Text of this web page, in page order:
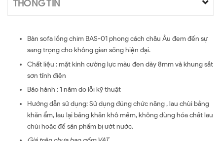
THÔNG TIN
Bàn sofa lồng chim BAS-01 phong cách châu Âu đem đến sự
sang trọng cho không gian sống hiện đại.
Chất liệu : mặt kính cường lực màu đen dày 8mm và khung sắt
sơn tĩnh điện
Bảo hành : 1 năm do lỗi kỹ thuật
Hướng dẫn sử dụng: Sử dụng đúng chức năng , lau chùi bằng
khăn ẩm, lau lại bằng khăn khô mềm, không dùng hóa chất lau
chùi hoặc để sản phẩm bị ướt nước.